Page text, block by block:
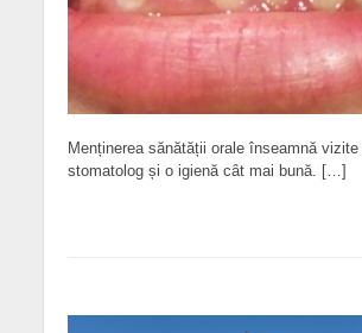
Menținerea sănătății orale înseamnă vizite
stomatolog și o igienă cât mai bună. […]